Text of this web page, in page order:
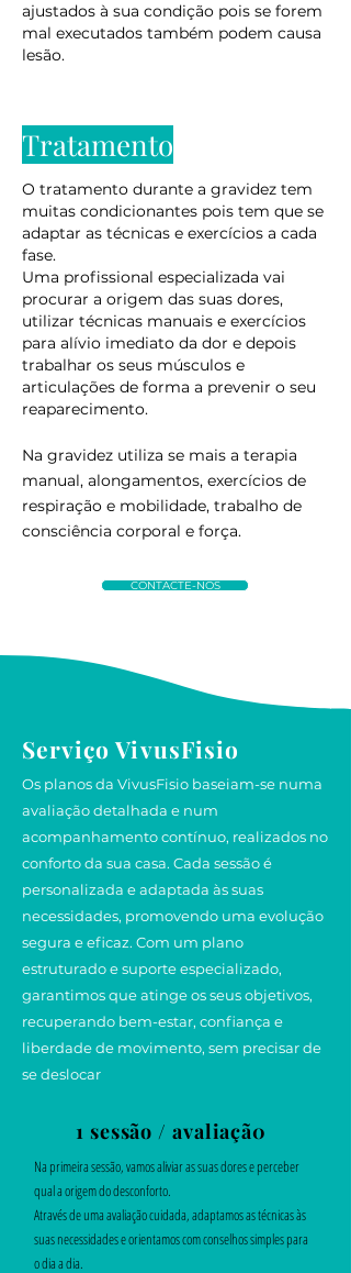
ajustados à sua condição pois se forem
mal executados também podem causa
lesão.
Tratamento
O tratamento durante a gravidez tem
muitas condicionantes pois tem que se
adaptar as técnicas e exercícios a cada
fase.
Uma profissional especializada vai
procurar a origem das suas dores,
utilizar técnicas manuais e exercícios
para alívio imediato da dor e depois
trabalhar os seus músculos e
articulações de forma a prevenir o seu
reaparecimento.
Na gravidez utiliza se mais a terapia
manual, alongamentos, exercícios de
respiração e mobilidade, trabalho de
consciência corporal e força.
CONTACTE-NOS
Serviço VivusFisio
Os planos da VivusFisio baseiam-se numa
avaliação detalhada e num
acompanhamento contínuo, realizados no
conforto da sua casa. Cada sessão é
personalizada e adaptada às suas
necessidades, promovendo uma evolução
segura e eficaz. Com um plano
estruturado e suporte especializado,
garantimos que atinge os seus objetivos,
recuperando bem-estar, confiança e
liberdade de movimento, sem precisar de
se deslocar
1 sessão / avaliaçã0
Na primeira sessão, vamos aliviar as suas dores e perceber
qual a origem do desconforto.
Através de uma avaliação cuidada, adaptamos as técnicas às
suas necessidades e orientamos com conselhos simples para
o dia a dia.